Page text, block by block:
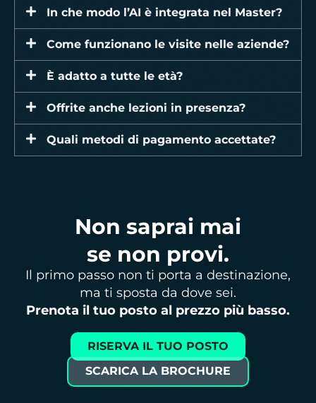
In che modo l’AI è integrata nel Master?
Come funzionano le visite nelle aziende?
È adatto a tutte le età?
Offrite anche lezioni in presenza?
Quali metodi di pagamento accettate?
Non saprai mai
se non provi.
Il primo passo non ti porta a destinazione,
ma ti sposta da dove sei.
Prenota il tuo posto al prezzo più basso.
RISERVA IL TUO POSTO
SCARICA LA BROCHURE